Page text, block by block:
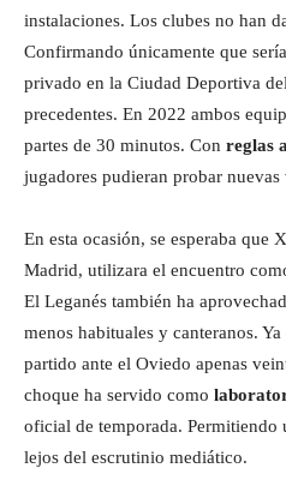
instalaciones. Los clubes no han
Confirmando únicamente que
privado en la Ciudad Deportiva
precedentes. En 2022 ambos
partes de 30 minutos. Con reglas
jugadores pudieran probar nuevas
En esta ocasión, se esperaba que
Madrid, utilizara el encuentro
El Leganés también ha
menos habituales y canteranos.
partido ante el Oviedo apenas
choque ha servido como
oficial de temporada. Permitiendo
lejos del escrutinio mediático.